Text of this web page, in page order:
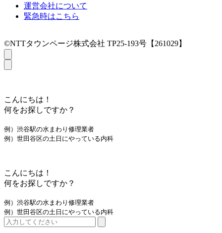
運営会社について
緊急時はこちら
©NTTタウンページ株式会社 TP25-193号【261029】
こんにちは！
何をお探しですか？
例）渋谷駅の水まわり修理業者
例）世田谷区の土日にやっている内科
こんにちは！
何をお探しですか？
例）渋谷駅の水まわり修理業者
例）世田谷区の土日にやっている内科